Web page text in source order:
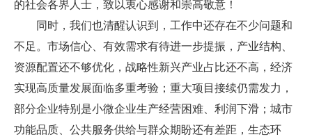
的社会各界人士，致以衷心感谢和崇高敬意！
同时，我们也清醒认识到，工作中还存在不少问题和
不足。市场信心、有效需求有待进一步提振，产业结构、
资源配置还不够优化，战略性新兴产业占比还不高，经济
实现高质量发展面临多重考验；重大项目接续仍需发力，
部分企业特别是小微企业生产经营困难、利润下滑；城市
功能品质、公共服务供给与群众期盼还有差距，生态环